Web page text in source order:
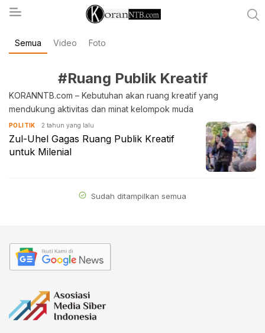
koranntb.com
Semua Video Foto
#Ruang Publik Kreatif
KORANNTB.com – Kebutuhan akan ruang kreatif yang
mendukung aktivitas dan minat kelompok muda
POLITIK 2 tahun yang lalu
Zul-Uhel Gagas Ruang Publik Kreatif
untuk Milenial
Sudah ditampilkan semua